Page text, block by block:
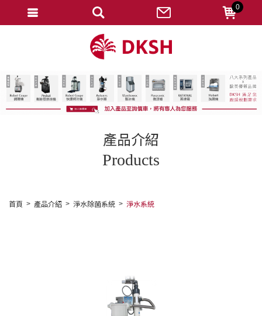
產品介紹
Products
首頁 產品介紹 淨水除菌系統 淨水系統
0
忘記密碼
變更密碼
匯款通知